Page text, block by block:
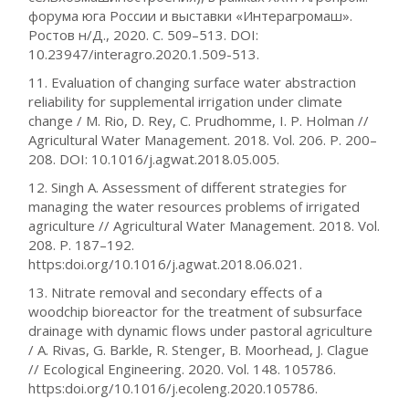
форума юга России и выставки «Интерагромаш».
Ростов н/Д., 2020. С. 509–513. DOI:
10.23947/interagro.2020.1.509-513.
11. Evaluation of changing surface water abstraction
reliability for supplemental irrigation under climate
change / M. Rio, D. Rey, C. Prudhomme, I. P. Holman //
Agricultural Water Management. 2018. Vol. 206. P. 200–
208. DOI: 10.1016/j.agwat.2018.05.005.
12. Singh A. Assessment of different strategies for
managing the water resources problems of irrigated
agriculture // Agricultural Water Management. 2018. Vol.
208. P. 187–192.
https:doi.org/10.1016/j.agwat.2018.06.021.
13. Nitrate removal and secondary effects of a
woodchip bioreactor for the treatment of subsurface
drainage with dynamic flows under pastoral agriculture
/ A. Rivas, G. Barkle, R. Stenger, B. Moorhead, J. Clague
// Ecological Engineering. 2020. Vol. 148. 105786.
https:doi.org/10.1016/j.ecoleng.2020.105786.